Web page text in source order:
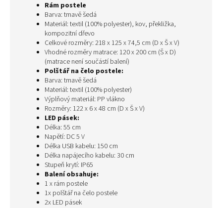
Rám postele
Barva: tmavě šedá
Materiál: textil (100% polyester), kov, překližka,
kompozitní dřevo
Celkové rozměry: 218 x 125 x 74,5 cm (D x Š x V)
Vhodné rozměry matrace: 120 x 200 cm (Š x D)
(matrace není součástí balení)
Polštář na čelo postele:
Barva: tmavě šedá
Materiál: textil (100% polyester)
Výplňový materiál: PP vlákno
Rozměry: 122 x 6 x 48 cm (D x Š x V)
LED pásek:
Délka: 55 cm
Napětí: DC 5 V
Délka USB kabelu: 150 cm
Délka napájecího kabelu: 30 cm
Stupeň krytí: IP65
Balení obsahuje:
1 x rám postele
1x polštář na čelo postele
2x LED pásek